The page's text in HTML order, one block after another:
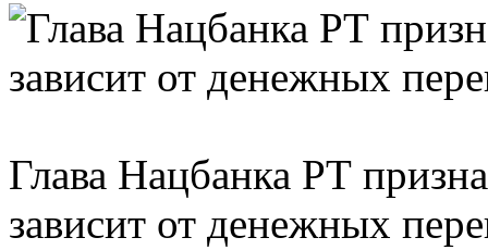
Глава Нацбанка РТ
зависит от денежных